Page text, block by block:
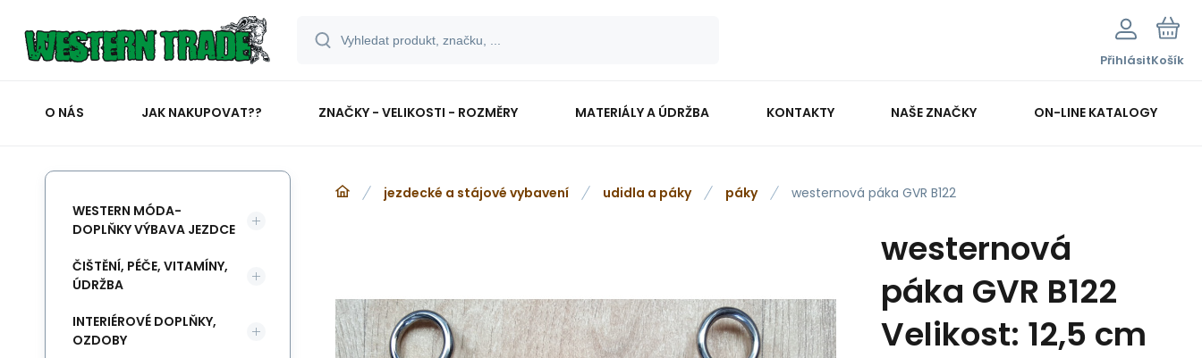
PřihlásitKošík
O NÁS JAK NAKUPOVAT?? ZNAČKY - VELIKOSTI - ROZMĚRY MATERIÁLY A ÚDRŽBA KONTAKTY NAŠE ZNAČKY ON-LINE KATALOGY
jezdecké a stájové vybavení udidla a páky páky westernová páka GVR B122
westernová
páka GVR B122
Velikost: 12,5 cm
WESTERN MÓDA-
DOPLŇKY VÝBAVA JEZDCE
ČIŠTĚNÍ, PÉČE, VITAMÍNY,
ÚDRŽBA
INTERIÉROVÉ DOPLŇKY,
OZDOBY